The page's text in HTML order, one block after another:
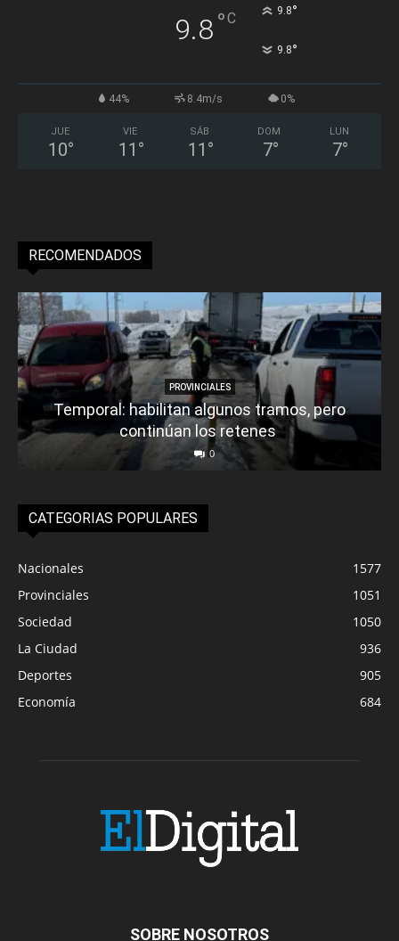
9.8°C 9.8°
9.8°
44% 8.4m/s 0%
JUE
10°
VIE
11 °
SÁB
11 °
DOM
7°
LUN
7°
RECOMENDADOS
PROVINCIALES
Temporal: habilitan algunos tramos, pero
continúan los retenes
0
CATEGORIAS POPULARES
Nacionales
1577
Provinciales
1051
Sociedad
1050
La Ciudad
936
Deportes
905
Economía
684
SOBRE NOSOTROS